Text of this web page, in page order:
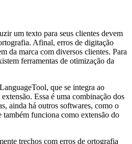
um texto para seus clientes devem
Afinal, erros de digitação
da marca com diversos clientes. Para
ferramentas de otimização da
que se integra ao
Essa é uma combinação dos
ainda há outros softwares, como o
funciona como extensão do
trechos com erros de ortografia